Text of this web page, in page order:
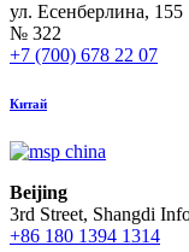
ул. Есенберлина, 155
№ 322
+7 (700) 678 22 07
Китай
Beijing
3rd Street, Shangdi
+86 180 1394 1314